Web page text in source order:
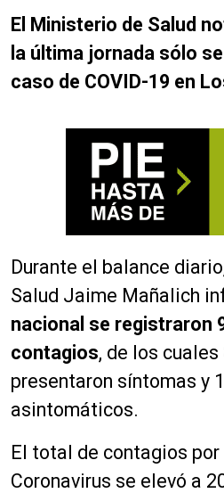
El Ministerio de Salud
la última jornada sólo
caso de COVID-19 en
Durante el balance
Salud Jaime Mañalich
nacional se registraron
contagios, de los
presentaron síntomas y
asintomáticos.
El total de contagios por
Coronavirus se elevó a